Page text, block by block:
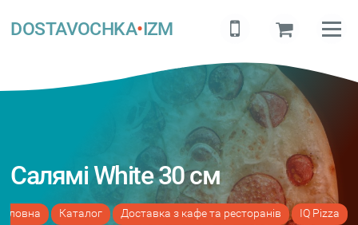
DOSTAVOCHKA•IZM
Салямі White 30 см
Каталог Доставка з кафе та ресторанів IQ Pizza